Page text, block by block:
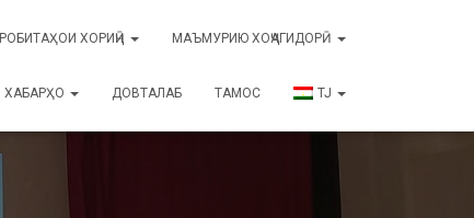
РОБИТАҲОИ ХОРИҶӢ МАЪМУРИЮ ХОҶАГИДОРӢ
ХАБАРҲО ДОВТАЛАБ ТАМОС TJ